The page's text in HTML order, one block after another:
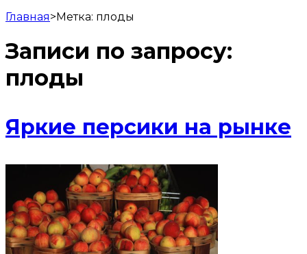
Главная>Метка: плоды
Записи по запросу:
плоды
Яркие персики на рынке